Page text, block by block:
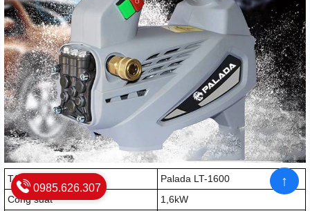
Tên sản phẩm
Palada LT-1600
Công suất
1,6kW
0985.626.307 ↑